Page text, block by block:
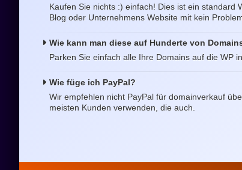
Kaufen Sie nichts :) einfach! Dies ist ein
Blog oder Unternehmens Website mit kein
Wie kann man diese auf Hunderte von
Parken Sie einfach alle Ihre Domains auf die WP
Wie füge ich PayPal?
Wir empfehlen nicht PayPal für domainverkauf
meisten Kunden verwenden, die auch.